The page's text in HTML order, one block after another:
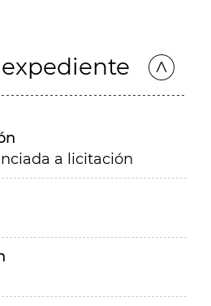
a licitación